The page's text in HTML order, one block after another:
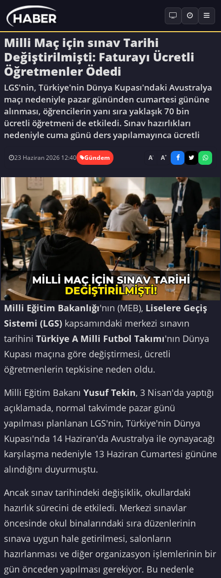
Milli Maç için sınav Tarihi
Değiştirilmişti: Faturayı Ücretli
Öğretmenler Ödedi
LGS'nin, Türkiye'nin Dünya Kupası'ndaki Avustralya
maçı nedeniyle pazar gününden cumartesi gününe
alınması, öğrencilerin yanı sıra yaklaşık 70 bin
ücretli öğretmeni de etkiledi. Sınav hazırlıkları
nedeniyle cuma günü ders yapılamayınca ücretli
23 Haziran 2026 12:40 Gündem A- A+
Milli Eğitim Bakanlığı'nın (MEB), Liselere Geçiş
Sistemi (LGS) kapsamındaki merkezi sınavın
tarihini Türkiye A Milli Futbol Takımı'nın Dünya
Kupası maçına göre değiştirmesi, ücretli
öğretmenlerin tepkisine neden oldu.
Milli Eğitim Bakanı Yusuf Tekin, 3 Nisan'da yaptığı
açıklamada, normal takvimde pazar günü
yapılması planlanan LGS'nin, Türkiye'nin Dünya
Kupası'nda 14 Haziran'da Avustralya ile oynayacağı
karşılaşma nedeniyle 13 Haziran Cumartesi gününe
alındığını duyurmuştu.
Ancak sınav tarihindeki değişiklik, okullardaki
hazırlık sürecini de etkiledi. Merkezi sınavlar
öncesinde okul binalarındaki sıra düzenlerinin
sınava uygun hale getirilmesi, salonların
hazırlanması ve diğer organizasyon işlemlerinin bir
gün önceden yapılması gerekiyor. Bu nedenle